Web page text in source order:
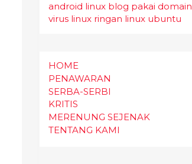
android linux blog pakai domain
virus linux ringan linux ubuntu
HOME
PENAWARAN
SERBA-SERBI
KRITIS
MERENUNG SEJENAK
TENTANG KAMI